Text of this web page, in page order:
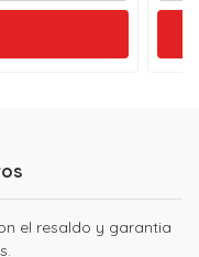
el resaldo y garantia